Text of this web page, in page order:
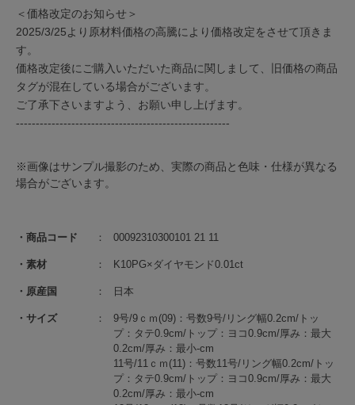
商品コード 00092310300101 21 11
素材 K10PG×ダイヤモンド0.01ct
原産国 日本
サイズ
9号/9ｃｍ(09)：号数9号/リング幅0.2cm/トッ
プ：タテ0.9cm/トップ：ヨコ0.9cm/厚み：最大
0.2cm/厚み：最小-cm
11号/11ｃｍ(11)：号数11号/リング幅0.2cm/トッ
プ：タテ0.9cm/トップ：ヨコ0.9cm/厚み：最大
0.2cm/厚み：最小-cm
＜価格改定のお知らせ＞
2025/3/25より原材料価格の高騰により価格改定をさせて頂きま
す。
価格改定後にご購入いただいた商品に関しまして、旧価格の商品
タグが混在している場合がございます。
ご了承下さいますよう、お願い申し上げます。
------------------------------------------------------
※画像はサンプル撮影のため、実際の商品と色味・仕様が異なる
場合がございます。